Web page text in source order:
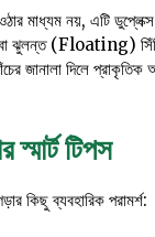
মাধ্যম নয়, এটি
বা ঝুলন্ত (Floating)
জানালা দিলে
টিপস
কিছু ব্যবহারিক পরামর্শ: